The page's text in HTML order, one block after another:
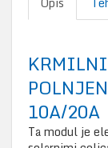
10A/20A
Ta modul je